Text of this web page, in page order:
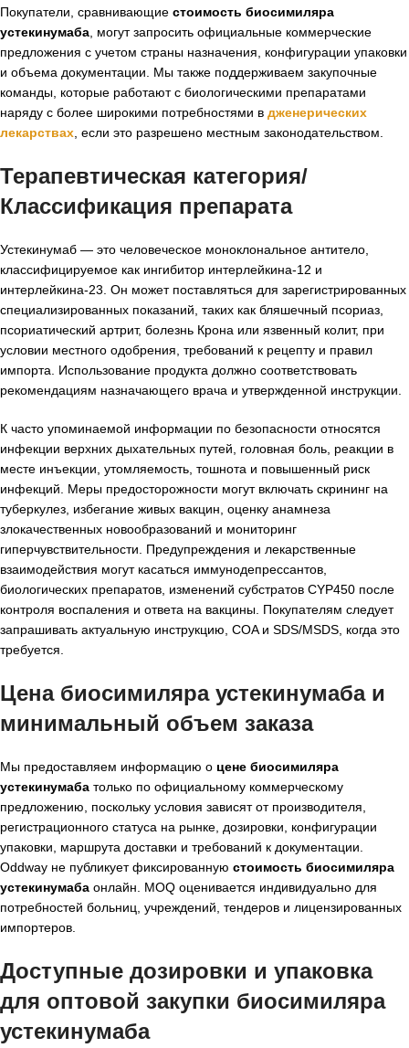
Покупатели, сравнивающие стоимость биосимиляра
устекинумаба , могут запросить официальные коммерческие
предложения с учетом страны назначения, конфигурации упаковки
и объема документации. Мы также поддерживаем закупочные
команды, которые работают с биологическими препаратами
наряду с более широкими потребностями в дженерических
лекарствах , если это разрешено местным законодательством.
Терапевтическая категория/
Классификация препарата
Устекинумаб — это человеческое моноклональное антитело,
классифицируемое как ингибитор интерлейкина-12 и
интерлейкина-23. Он может поставляться для зарегистрированных
специализированных показаний, таких как бляшечный псориаз,
псориатический артрит, болезнь Крона или язвенный колит, при
условии местного одобрения, требований к рецепту и правил
импорта. Использование продукта должно соответствовать
рекомендациям назначающего врача и утвержденной инструкции.
К часто упоминаемой информации по безопасности относятся
инфекции верхних дыхательных путей, головная боль, реакции в
месте инъекции, утомляемость, тошнота и повышенный риск
инфекций. Меры предосторожности могут включать скрининг на
туберкулез, избегание живых вакцин, оценку анамнеза
злокачественных новообразований и мониторинг
гиперчувствительности. Предупреждения и лекарственные
взаимодействия могут касаться иммунодепрессантов,
биологических препаратов, изменений субстратов CYP450 после
контроля воспаления и ответа на вакцины. Покупателям следует
запрашивать актуальную инструкцию, COA и SDS/MSDS, когда это
требуется.
Цена биосимиляра устекинумаба и
минимальный объем заказа
Мы предоставляем информацию о цене биосимиляра
устекинумаба только по официальному коммерческому
предложению, поскольку условия зависят от производителя,
регистрационного статуса на рынке, дозировки, конфигурации
упаковки, маршрута доставки и требований к документации.
Oddway не публикует фиксированную стоимость биосимиляра
устекинумаба онлайн. MOQ оценивается индивидуально для
потребностей больниц, учреждений, тендеров и лицензированных
импортеров.
Доступные дозировки и упаковка
для оптовой закупки биосимиляра
устекинумаба